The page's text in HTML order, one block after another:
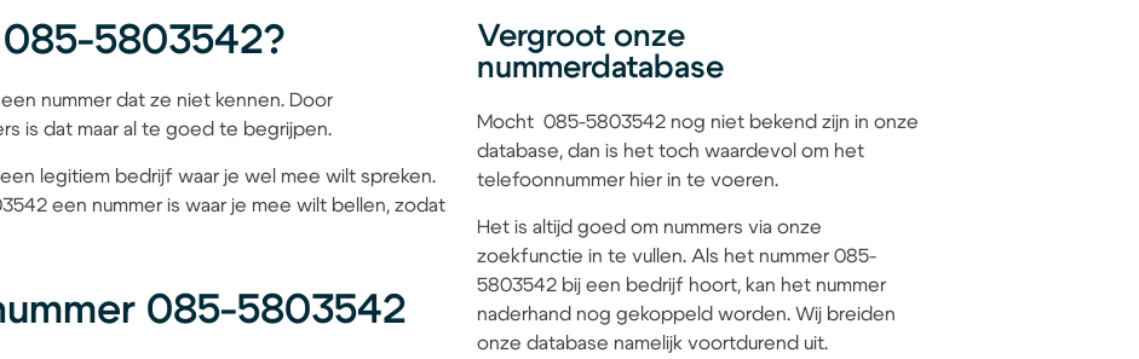
5803542?
nummer dat ze niet kennen. Door
is dat maar al te goed te begrijpen.
legitiem bedrijf waar je wel mee wilt spreken.
een nummer is waar je mee wilt bellen, zodat
085-5803542
Vergroot onze
nummerdatabase
Mocht 085-5803542 nog niet bekend zijn in onze
database, dan is het toch waardevol om het
telefoonnummer hier in te voeren.
Het is altijd goed om nummers via onze
zoekfunctie in te vullen. Als het nummer 085-
5803542 bij een bedrijf hoort, kan het nummer
naderhand nog gekoppeld worden. Wij breiden
onze database namelijk voortdurend uit.